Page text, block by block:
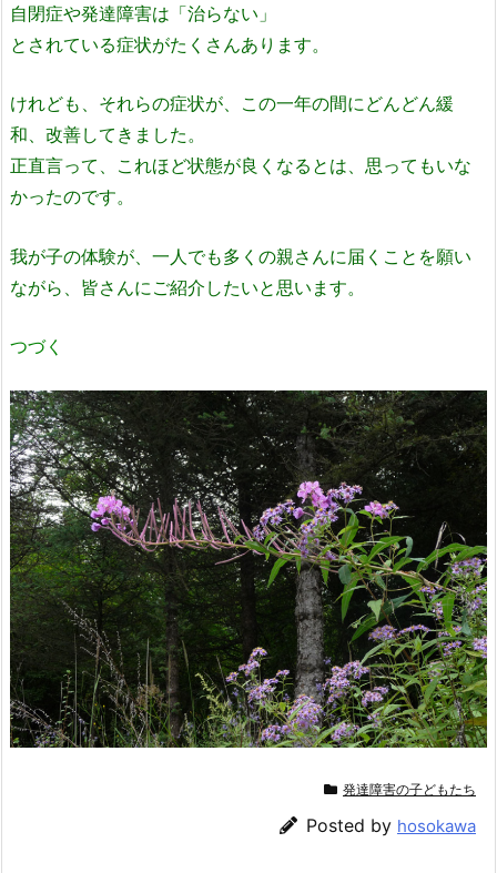
自閉症や発達障害は「治らない」
とされている症状がたくさんあります。
けれども、それらの症状が、この一年の間にどんどん緩
和、改善してきました。
正直言って、これほど状態が良くなるとは、思ってもいな
かったのです。
我が子の体験が、一人でも多くの親さんに届くことを願い
ながら、皆さんにご紹介したいと思います。
つづく
発達障害の子どもたち
Posted by hosokawa